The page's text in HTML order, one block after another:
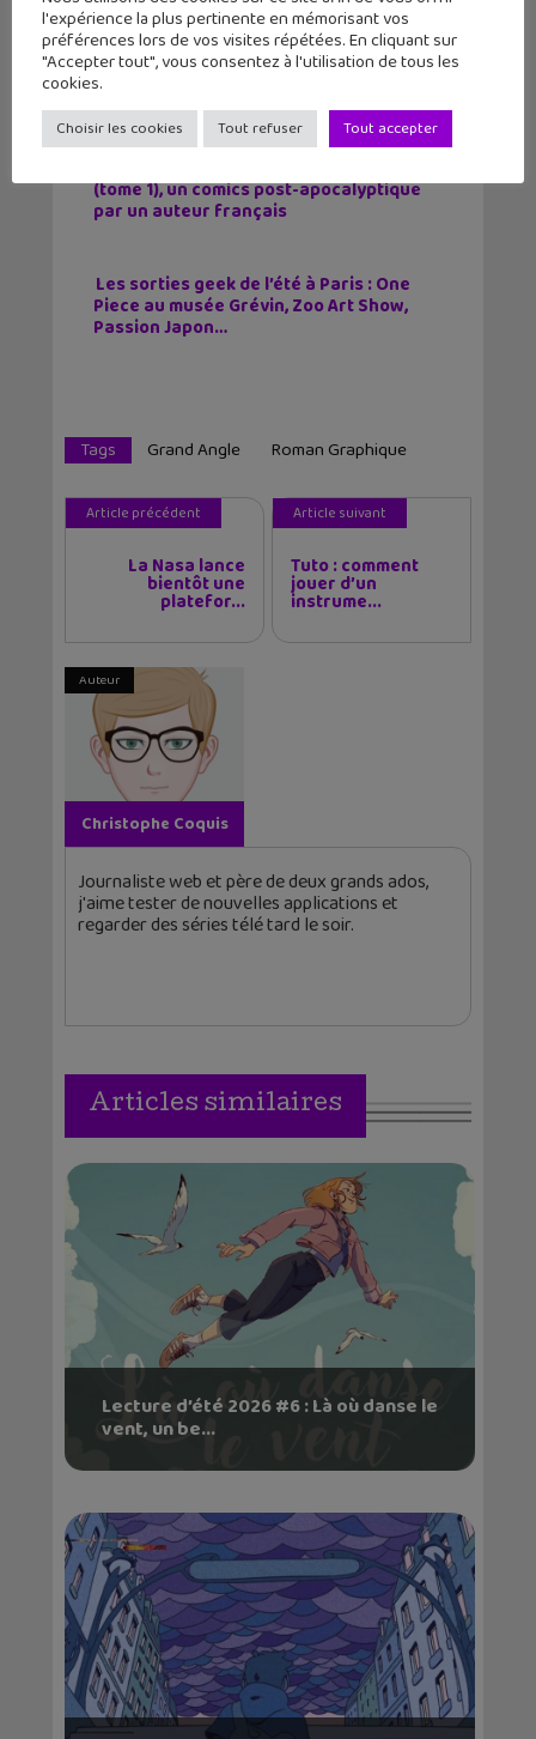
Victor Wembanyama sur la jaquette
mondiale de NBA 2K27 !
(tome 1), un comics post-apocalyptique
par un auteur français
Les sorties geek de l’été à Paris : One
Piece au musée Grévin, Zoo Art Show,
Passion Japon…
Tags Grand Angle Roman Graphique
Article précédent
La Nasa lance
bientôt une
platefor...
Article suivant
Tuto : comment
jouer d’un
instrume...
Auteur
Christophe Coquis
Journaliste web et père de deux grands ados,
j'aime tester de nouvelles applications et
regarder des séries télé tard le soir.
Articles similaires
Lecture d’été 2026 #6 : Là où danse le
vent, un be...
l'expérience la plus pertinente en mémorisant vos
préférences lors de vos visites répétées. En cliquant sur
"Accepter tout", vous consentez à l'utilisation de tous les
cookies.
Choisir les cookies Tout refuser Tout accepter